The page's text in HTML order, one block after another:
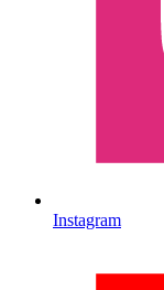
Instagram